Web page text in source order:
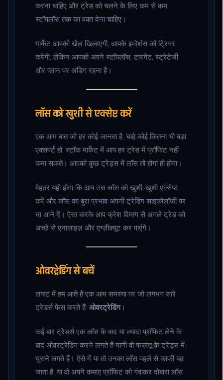
करना चाहिए और ट्रेड को चलने के लिए कम से कम
स्टॉपलॉस तक का वक्त देना चाहिए।
मार्केट आपको खेल खिलाएगी, आपके इमोशंस को ट्रिगर
करेगी, लेकिन आपको अपने स्टॉपलॉस, टारगेट, स्ट्रेटेजी
और प्लान पर अडिग रहना है।
लॉस को खुशी से एक्सेप्ट करें
एक आम बात जो हर कोई जानता है, चाहे कोई कितना भी बड़ा
एक्सपर्ट हो, स्टॉक मार्केट में आप हर ट्रेड में प्रॉफिट नहीं
कमा सकते। आपको कुछ ट्रेड्स में लॉस तो होगा ही होगा।
बेहतर यही होगा कि आप उस लॉस को खुशी-खुशी एक्सेप्ट
करें और लॉस का बुरा प्रभाव अपनी ट्रेडिंग साइकोलॉजी पर
ना आने दें। ऐसा करके आप फ्रेश दिमाग से अगले ट्रेड को
अच्छे से एनालाइज़ और एग्ज़ीक्यूट कर पाएंगे।
ओवरट्रेडिंग से बचें
लास्ट में हम आते हैं एक आम समस्या पर जो लगभग सारे
ट्रेडर्स फेस करते हैं:ओवरट्रेडिंग।
कई बार ट्रेडर्स एक लॉस के बाद या ज़्यादा प्रॉफिट लेने के
बाद ओवरट्रेडिंग करने लगते हैं यानी वो फालतू के ट्रेड्स में
घुसने लगते हैं। ऐसे में या तो उनका लॉस पहले से काफी बढ़
जाता है, या वो अपने कमाए प्रॉफिट को गंवाकर दोबारा लॉस